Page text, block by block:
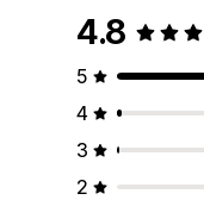
4.8
5
4
3
2